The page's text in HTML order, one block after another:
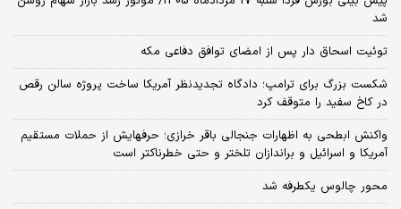
شد
توئیت اسحاق دار پس از امضای توافق دفاعی مکه
شکست بزرگ برای ترامپ؛ دادگاه تجدیدنظر آمریکا ساخت پروژه سالن رقص
در کاخ سفید را متوقف کرد
واکنش ابطحی به اظهارات جنجالی باقر خرازی؛ حرفهایش از حملات مستقیم
آمریکا و اسرائیل و براندازان تلختر و حتی خطرناکتر است
محور چالوس یکطرفه شد